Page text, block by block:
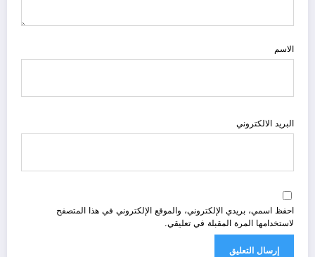
الاسم
البريد الالكتروني
احفظ اسمي، بريدي الإلكتروني، والموقع الإلكتروني في هذا المتصفح
لاستخدامها المرة المقبلة في تعليقي.